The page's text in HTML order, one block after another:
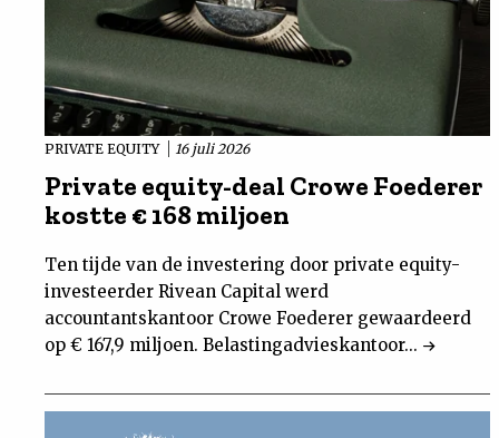
PRIVATE EQUITY 16 juli 2026
Private equity-deal Crowe Foederer
kostte € 168 miljoen
Ten tijde van de investering door private equity-
investeerder Rivean Capital werd
accountantskantoor Crowe Foederer gewaardeerd
op € 167,9 miljoen. Belastingadvieskantoor...